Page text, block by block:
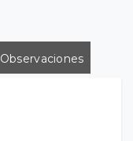
Observaciones